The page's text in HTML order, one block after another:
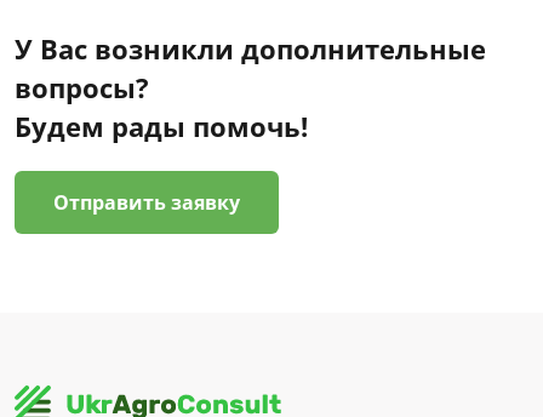
У Вас возникли дополнительные
вопросы?
Будем рады помочь!
Отправить заявку